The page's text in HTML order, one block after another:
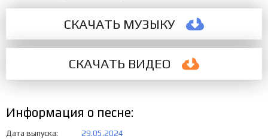
СКАЧАТЬ МУЗЫКУ
СКАЧАТЬ ВИДЕО
Информация о песне:
Дата выпуска
29.05.2024